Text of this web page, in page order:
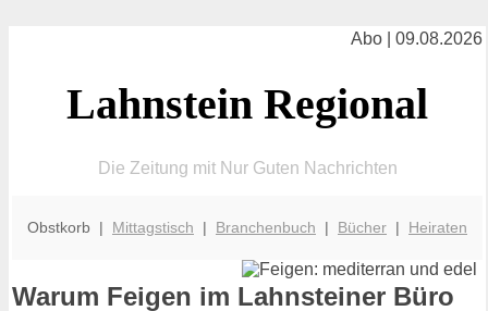
Abo | 09.08.2026
Lahnstein Regional
Die Zeitung mit Nur Guten Nachrichten
Obstkorb | Mittagstisch | Branchenbuch | Bücher | Heiraten
Warum Feigen im Lahnsteiner Büro